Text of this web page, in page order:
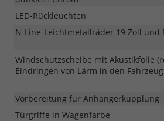
LED-Rückleuchten
N-Line-Leichtmetallräder 19 Zoll und
Windschutzscheibe mit Akustikfolie
Eindringen von Lärm in den
Vorbereitung für Anhängerkupplung
Türgriffe in Wagenfarbe